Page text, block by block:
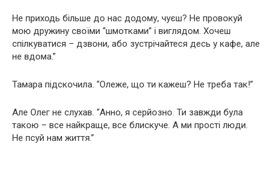
Не приходь більше до нас додому, чуєш? Не провокуй
мою дружину своїми “шмотками” і виглядом. Хочеш
спілкуватися – дзвони, або зустрічайтеся десь у кафе, але
не вдома.”
Тамара підскочила. “Олеже, що ти кажеш? Не треба так!”
Але Олег не слухав. “Анно, я серйозно. Ти завжди була
такою – все найкраще, все блискуче. А ми прості люди.
Не псуй нам життя.”